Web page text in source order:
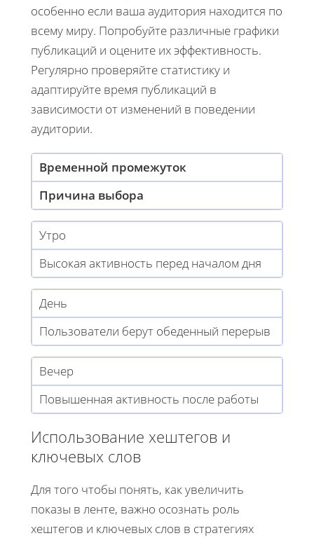
особенно если ваша аудитория находится по
всему миру. Попробуйте различные графики
публикаций и оцените их эффективность.
Регулярно проверяйте статистику и
адаптируйте время публикаций в
зависимости от изменений в поведении
аудитории.
Временной промежуток
Причина выбора
Утро
Высокая активность перед началом дня
День
Пользователи берут обеденный перерыв
Вечер
Повышенная активность после работы
Использование хештегов и
ключевых слов
Для того чтобы понять, как увеличить
показы в ленте, важно осознать роль
хештегов и ключевых слов в стратегиях